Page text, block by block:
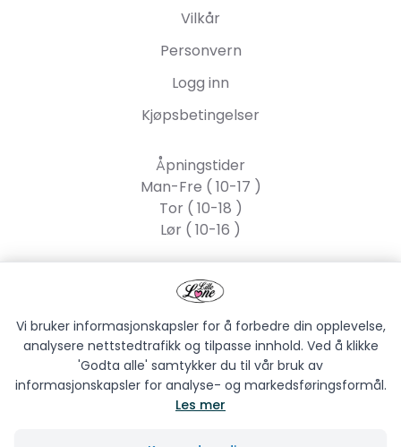
Vilkår
Personvern
Logg inn
Kjøpsbetingelser
Åpningstider
Man-Fre ( 10-17 )
Tor ( 10-18 )
Lør ( 10-16 )
Strandgata 55, 2317
Hamar
Vi bruker informasjonskapsler for å forbedre din opplevelse,
analysere nettstedtrafikk og tilpasse innhold. Ved å klikke
'Godta alle' samtykker du til vår bruk av
informasjonskapsler for analyse- og markedsføringsformål.
Les mer